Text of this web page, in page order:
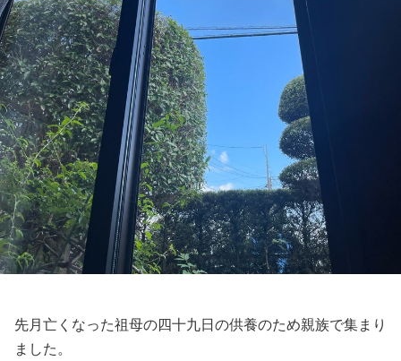
先月亡くなった祖母の四十九日の供養のため親族で集まり
ました。